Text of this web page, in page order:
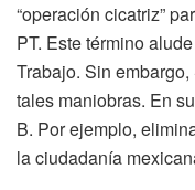
“operación cicatriz”
PT. Este término
Trabajo. Sin
tales maniobras. En
B. Por ejemplo,
la ciudadanía